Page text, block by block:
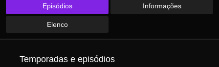
Episódios Informações
Elenco
Temporadas e episódios